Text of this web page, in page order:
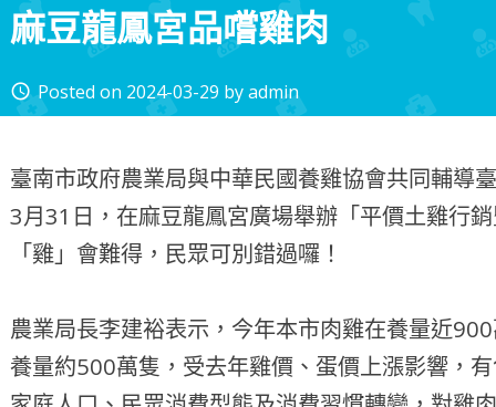
麻豆龍鳳宮品嚐雞肉
access_time Posted on 2024-03-29 byadmin
臺南市政府農業局與中華民國養雞協會共同輔導
3月31日，在麻豆龍鳳宮廣場舉辦「平價土雞行
「雞」會難得，民眾可別錯過囉！
農業局長李建裕表示，今年本市肉雞在養量近
養量約500萬隻，受去年雞價、蛋價上漲影響，